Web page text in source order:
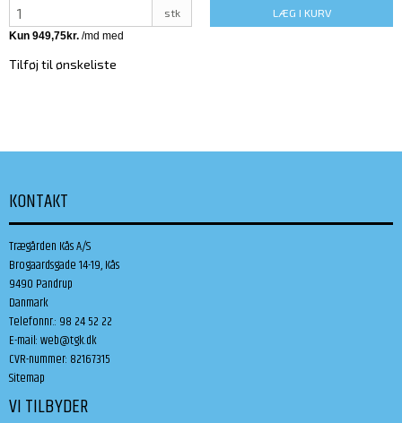
stk LÆG I KURV
Tilføj til ønskeliste
KONTAKT
Trægården Kås A/S
Brogaardsgade 14-19, Kås
9490 Pandrup
Danmark
Telefonnr.: 98 24 52 22
E-mail:web@tgk.dk
CVR-nummer: 82167315
Sitemap
VI TILBYDER